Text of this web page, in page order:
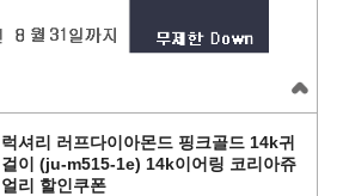
럭셔리 러프다이아몬드 핑크골드 14k귀
걸이 (ju-m515-1e) 14k이어링 코리아쥬
얼리 할인쿠폰